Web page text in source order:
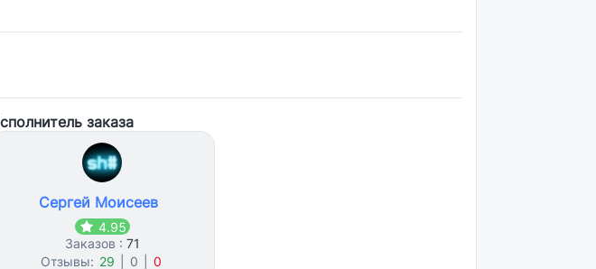
заказа
Сергей Моисеев
4.95
Заказов : 71
Отзывы: 29 0 0